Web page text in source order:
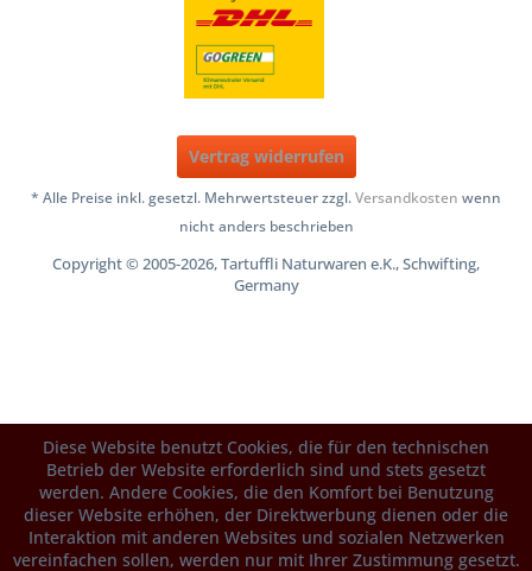
Vertrag widerrufen
* Alle Preise inkl. gesetzl. Mehrwertsteuer zzgl.Versandkosten wenn
nicht anders beschrieben
Copyright © 2005-2026, Tartuffli Naturwaren e.K., Schwifting,
Germany
Diese Website benutzt Cookies, die für den technischen
Betrieb der Website erforderlich sind und stets gesetzt
werden. Andere Cookies, die den Komfort bei Benutzung
dieser Website erhöhen, der Direktwerbung dienen oder die
Interaktion mit anderen Websites und sozialen Netzwerken
vereinfachen sollen, werden nur mit Ihrer Zustimmung gesetzt.